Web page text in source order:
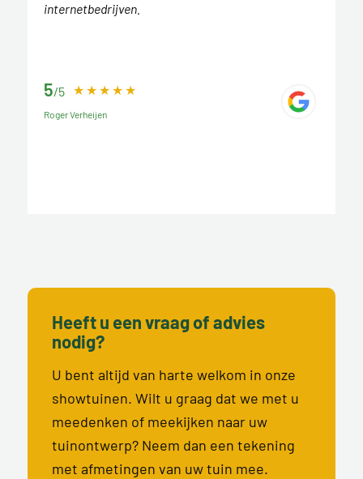
internetbedrijven.
5/5
Roger Verheijen
Heeft u een vraag of advies
nodig?
U bent altijd van harte welkom in onze
showtuinen. Wilt u graag dat we met u
meedenken of meekijken naar uw
tuinontwerp? Neem dan een tekening
met afmetingen van uw tuin mee.